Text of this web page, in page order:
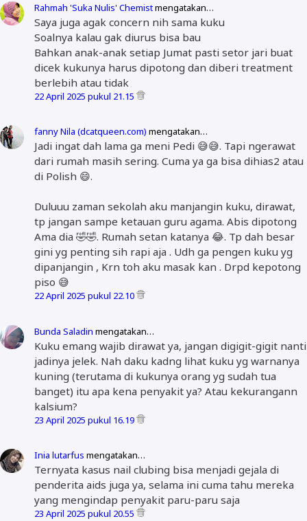
Rahmah 'Suka Nulis' Chemistmengatakan…
Saya juga agak concern nih sama kuku
Soalnya kalau gak diurus bisa bau
Bahkan anak-anak setiap Jumat pasti setor jari buat
dicek kukunya harus dipotong dan diberi treatment
berlebih atau tidak
22 April 2025 pukul 21.15
fanny Nila (dcatqueen.com) mengatakan…
Jadi ingat dah lama ga meni Pedi 😅😅. Tapi ngerawat
dari rumah masih sering. Cuma ya ga bisa dihias2 atau
di Polish 😄.
Duluuu zaman sekolah aku manjangin kuku, dirawat,
tp jangan sampe ketauan guru agama. Abis dipotong
Ama dia 🤣🤣. Rumah setan katanya 😂. Tp dah besar
gini yg penting sih rapi aja . Udh ga pengen kuku yg
dipanjangin , Krn toh aku masak kan . Drpd kepotong
piso 😅
22 April 2025 pukul 22.10
Bunda Saladin mengatakan…
Kuku emang wajib dirawat ya, jangan digigit-gigit nanti
jadinya jelek. Nah daku kadng lihat kuku yg warnanya
kuning (terutama di kukunya orang yg sudah tua
banget) itu apa kena penyakit ya? Atau kekurangann
kalsium?
23 April 2025 pukul 16.19
Inia lutarfus mengatakan…
Ternyata kasus nail clubing bisa menjadi gejala di
penderita aids juga ya, selama ini cuma tahu mereka
yang mengindap penyakit paru-paru saja
23 April 2025 pukul 20.55